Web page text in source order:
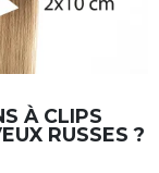
À CLIPS
RUSSES ?